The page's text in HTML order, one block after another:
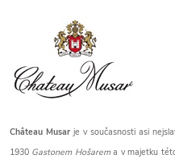
Château Musar je v současnosti asi
1930 Gastonem Hošarema v majetku